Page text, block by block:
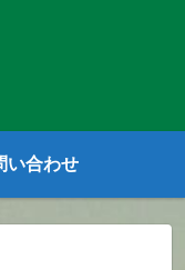
い合わせ